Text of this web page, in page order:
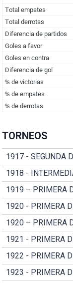
TORNEOS
1917 - SEGUNDA
1918 -
1919 – PRIMERA
1920 - PRIMERA
1920 – PRIMERA
1921 - PRIMERA
1922 - PRIMERA
1923 - PRIMERA